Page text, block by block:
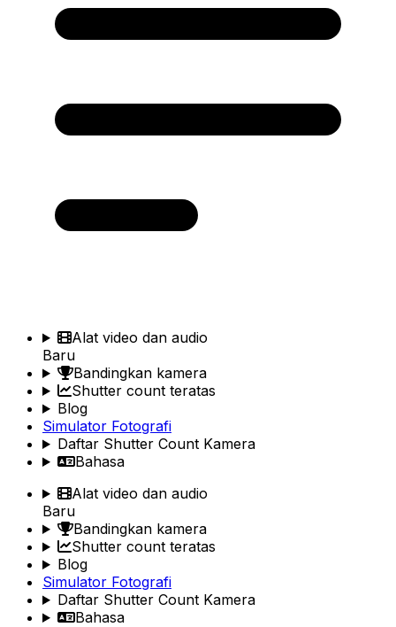
Alat video dan audio
Baru
Bandingkan kamera
Shutter count teratas
Blog
Simulator Fotografi
Daftar Shutter Count Kamera
Bahasa
Alat video dan audio
Baru
Bandingkan kamera
Shutter count teratas
Blog
Simulator Fotografi
Daftar Shutter Count Kamera
Bahasa